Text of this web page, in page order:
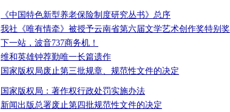
《中国特色新型养老保险制度研究丛书》总序
我社《唯有情牵》被授予云南省第六届文学艺术创作奖特别奖
下一站，波音737商务机！
维和英雄钟荐勤唯一长篇遗作
国家版权局废止第三批规章、规范性文件的决定
国家版权局：著作权行政处罚实施办法
新闻出版总署废止第四批规范性文件的决定